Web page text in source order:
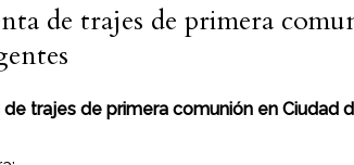
de trajes de primera
de trajes de primera comunión en Ciudad